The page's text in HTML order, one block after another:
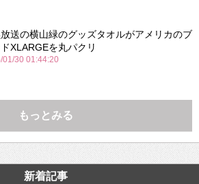
送の横山緑のグッズタオルがアメリカのブ
XLARGEを丸パクリ
01/30 01:44:20
もっとみる
新着記事